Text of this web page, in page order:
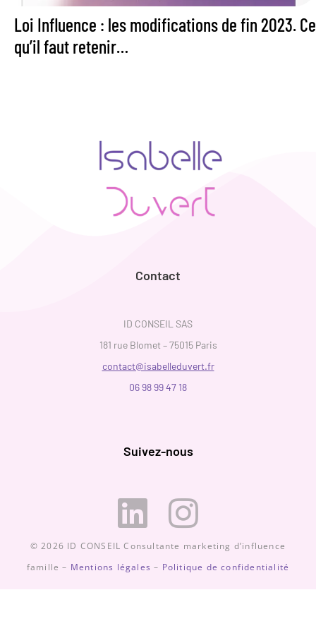
Loi Influence : les modifications de fin 2023. Ce
qu’il faut retenir…
Contact
ID CONSEIL SAS
181 rue Blomet – 75015 Paris
contact@isabelleduvert.fr
06 98 99 47 18
Suivez-nous
© 2026 ID CONSEIL Consultante marketing d’influence
famille – Mentions légales – Politique de confidentialité